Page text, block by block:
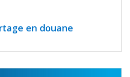
en douane